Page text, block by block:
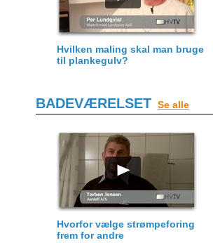
Hvilken maling skal man bruge
til plankegulv?
BADEVÆRELSET Se alle
Hvorfor vælge strømpeforing
frem for andre